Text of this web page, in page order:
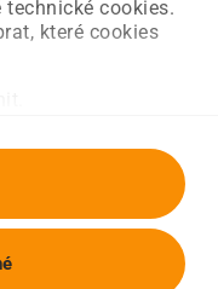
cookies.
které cookies